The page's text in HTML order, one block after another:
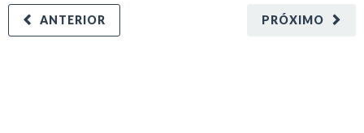
PRÓXIMO
ANTERIOR